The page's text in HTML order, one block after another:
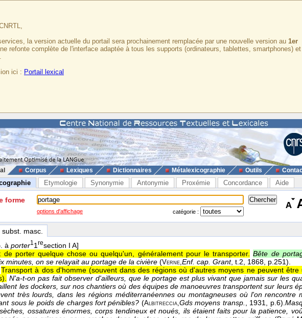
la version actuelle du portail sera prochainement remplacée par une nouvelle version au 1er
refonte complète de l'interface adaptée à tous les supports (ordinateurs, tablettes, smartphones)
ici : Portail lexical
Corpus Lexiques Dictionnaires Métalexicographie Outils
Etymologie Synonymie Antonymie Proxémie Concordance Aide
forme
options d'affichage catégorie :
, subst. masc.
à porter1 1 resection I A]
de porter quelque chose ou quelqu'un, généralement pour le transporter. Bête de
minutes, on se relayait au portage de la civière (Verne,Enf. cap. Grant, t.2 , 1868 , p.251).
Transport à dos d'homme (souvent dans des régions où d'autres moyens ne peuvent être
N'a-t-on pas fait observer d'ailleurs, que le portage est plus vivant que jamais sur les
les dockers, sur nos chantiers où des équipes de manoeuvres transportent sur leurs
très lourds, dans les régions méditerranéennes ou montagneuses où l'on rencontre
sous le poids de charges fort pénibles? (Albitreccia,Gds moyens transp. , 1931 , p.6).
ossatures énormes, corps tendineux et noués, ils étaient faits pour la patience,